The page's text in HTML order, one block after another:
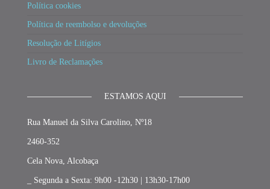
Política cookies
Política de reembolso e devoluções
Resolução de Litígios
Livro de Reclamações
ESTAMOS AQUI
Rua Manuel da Silva Carolino, Nº18
2460-352
Cela Nova, Alcobaça
_ Segunda a Sexta: 9h00 -12h30 | 13h30-17h00